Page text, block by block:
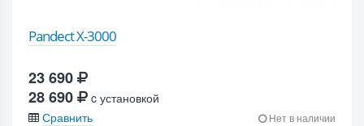
Pandect X-3000
23 690
28 690
c установкой
Сравнить
Нет в наличии